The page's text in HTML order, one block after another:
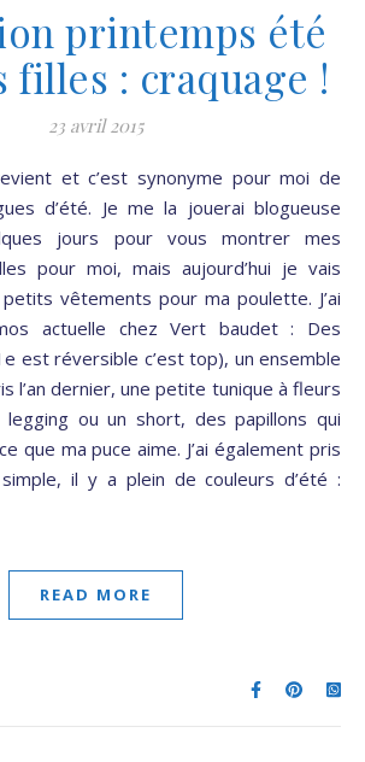
printemps été
filles : craquage !
23 avril 2015
d’été. Je me la jouerai blogueuse
jours pour vous montrer mes
pour moi, mais aujourd’hui je vais
vêtements pour ma poulette. J’ai
actuelle chez Vert baudet : Des
est réversible c’est top), un ensemble
l’an dernier, une petite tunique à fleurs
ou un short, des papillons qui
que ma puce aime. J’ai également pris
il y a plein de couleurs d’été :
READ MORE